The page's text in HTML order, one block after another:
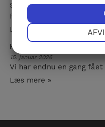
SUPPESKOVTUR SØNDAG
FRA P-PLADSEN VED…
Læs mere »
Kursus for medlemmerne –
15. januar 2026
Vi har endnu en gang
Læs mere »